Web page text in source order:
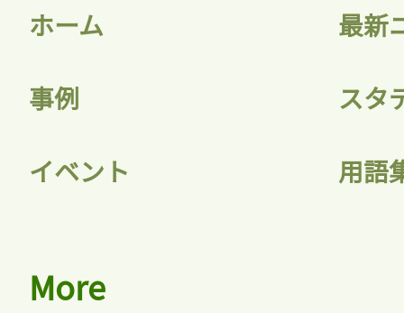
ホーム 最新
事例 スタ
イベント 用語
More